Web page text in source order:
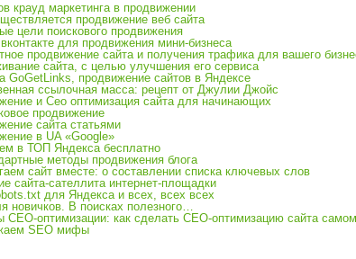
крауд маркетинга в продвижении
продвижение веб сайта
цели поискового продвижения
для продвижения мини-бизнеса
продвижение сайта и получения трафика для вашего
сайта, с целью улучшения его сервиса
GoGetLinks, продвижение сайтов в Яндексе
ссылочная масса: рецепт от Джулии Джойс
и Сео оптимизация сайта для начинающих
продвижение
сайта статьями
в UA «Google»
в ТОП Яндекса бесплатно
методы продвижения блога
сайт вместе: о составлении списка ключевых слов
сайта-сателлита интернет-площадки
для Яндекса и всех, всех всех
новичков. В поисках полезного…
СЕО-оптимизации: как сделать СЕО-оптимизацию сайта
SEO мифы